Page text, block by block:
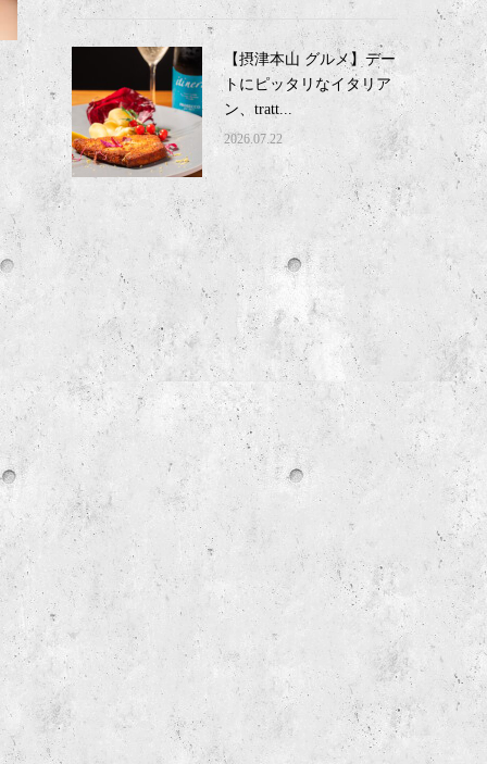
【摂津本山 グルメ】デー
トにピッタリなイタリア
ン、tratt...
2026.07.22